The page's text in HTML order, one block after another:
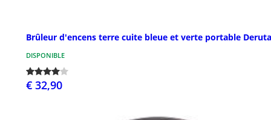
Brûleur d'encens terre cuite bleue et verte portable Deruta
DISPONIBLE
€ 32,90